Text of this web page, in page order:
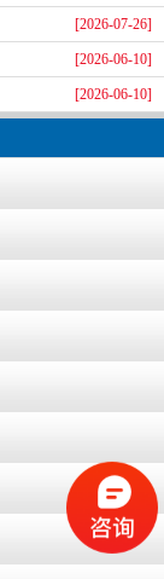
[2026-07-26]
[2026-06-10]
[2026-06-10]